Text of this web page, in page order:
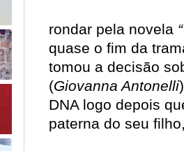
rondar pela novela
quase o fim da
tomou a decisão
(Giovanna Antonelli
DNA logo depois
paterna do seu